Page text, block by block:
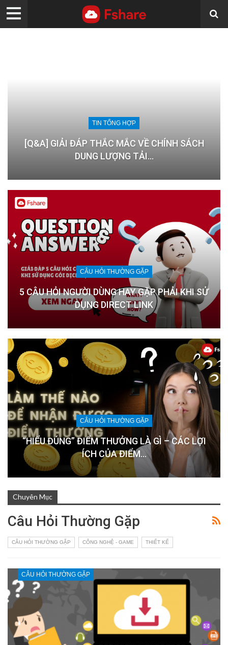
TIN TỔNG HỢP
[Q&A] GIẢI ĐÁP THẮC MẮC VỀ CHÍNH SÁCH
DUNG LƯỢNG TẢI…
CÂU HỎI THƯỜNG GẶP
5 CÂU HỎI NGƯỜI DÙNG HAY GẶP PHẢI KHI SỬ
DỤNG DIRECT LINK
CÂU HỎI THƯỜNG GẶP
“HIỂU ĐÚNG” ĐIỂM THƯỞNG LÀ GÌ – CÁC LỢI
ÍCH CỦA ĐIỂM…
Chuyên Mục
Câu Hỏi Thường Gặp
CÂU HỎI THƯỜNG GẶP CÔNG NGHỆ - GAME THIẾT KẾ
CÂU HỎI THƯỜNG GẶP